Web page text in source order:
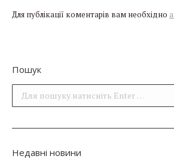
Для публікації коментарів вам необхідно
Пошук
Поиск:
Недавні новини